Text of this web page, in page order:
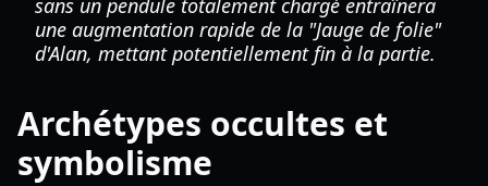
sans un pendule totalement chargé entraînera
une augmentation rapide de la "Jauge de folie"
d'Alan, mettant potentiellement fin à la partie.
Archétypes occultes et
symbolisme